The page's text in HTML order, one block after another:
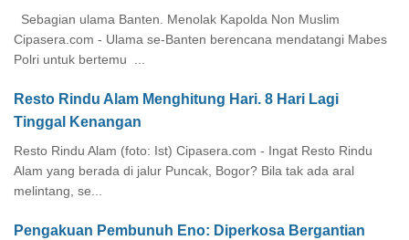
Sebagian ulama Banten. Menolak Kapolda Non Muslim
Cipasera.com - Ulama se-Banten berencana mendatangi Mabes
Polri untuk bertemu ...
Resto Rindu Alam Menghitung Hari. 8 Hari Lagi
Tinggal Kenangan
Resto Rindu Alam (foto: Ist) Cipasera.com - Ingat Resto Rindu
Alam yang berada di jalur Puncak, Bogor? Bila tak ada aral
melintang, se...
Pengakuan Pembunuh Eno: Diperkosa Bergantian